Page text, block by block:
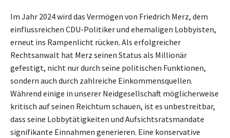
Im Jahr 2024 wird das Vermögen von Friedrich Merz, dem
einflussreichen CDU-Politiker und ehemaligen Lobbyisten,
erneut ins Rampenlicht rücken. Als erfolgreicher
Rechtsanwalt hat Merz seinen Status als Millionär
gefestigt, nicht nur durch seine politischen Funktionen,
sondern auch durch zahlreiche Einkommensquellen.
Während einige in unserer Neidgesellschaft möglicherweise
kritisch auf seinen Reichtum schauen, ist es unbestreitbar,
dass seine Lobbytätigkeiten und Aufsichtsratsmandate
signifikante Einnahmen generieren. Eine konservative